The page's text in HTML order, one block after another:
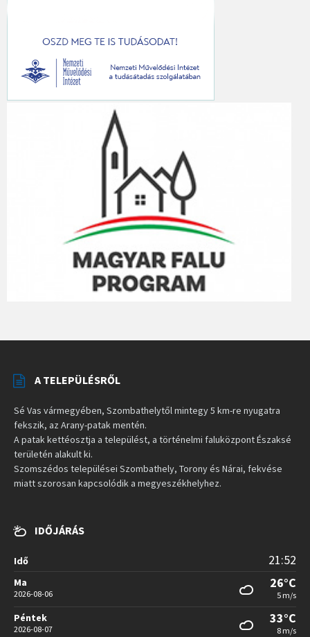
A TELEPÜLÉSRŐL
Sé Vas vármegyében, Szombathelytől mintegy 5 km-re nyugatra
fekszik, az Arany-patak mentén.
A patak kettéosztja a települést, a történelmi faluközpont Északsé
területén alakult ki.
Szomszédos települései Szombathely, Torony és Nárai, fekvése
miatt szorosan kapcsolódik a megyeszékhelyhez.
IDŐJÁRÁS
Idő 21:52
Ma
2026-08-06
26°C
5 m/s
Péntek
2026-08-07
33°C
8 m/s